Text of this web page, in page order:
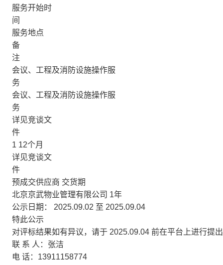
服务开始时
间
服务地点
备
注
会议、工程及消防设施操作服
务
会议、工程及消防设施操作服
务
详见竞谈文
件
1 12个月
详见竞谈文
件
预成交供应商 交货期
北京京武物业管理有限公司 1年
公示日期： 2025.09.02 至 2025.09.04
特此公示
对评标结果如有异议，请于 2025.09.04 前在平台上进行提
联 系 人：张洁
电 话：13911158774